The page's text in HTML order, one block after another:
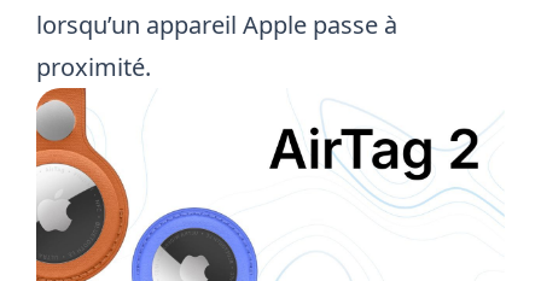
lorsqu’un appareil Apple passe à
proximité.